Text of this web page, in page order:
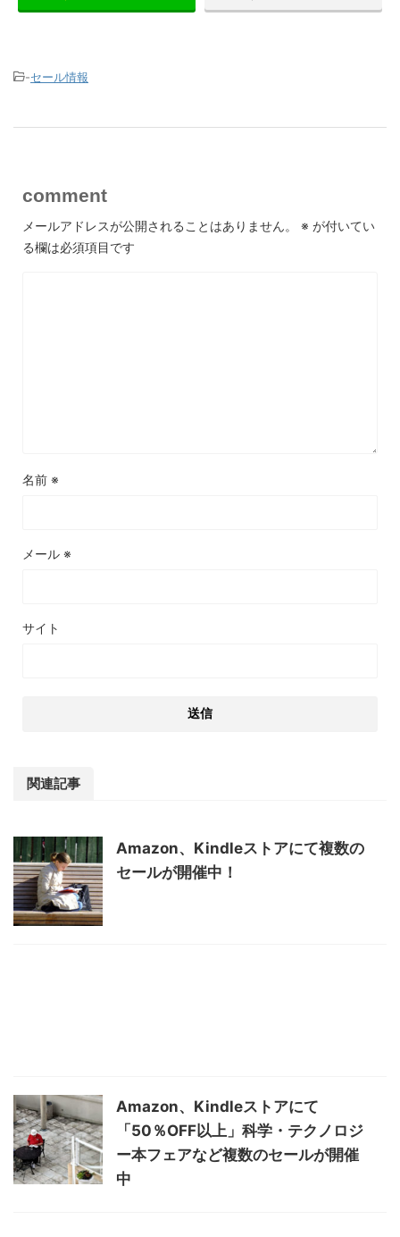
-セール情報
comment
メールアドレスが公開されることはありません。 ※ が付いてい
る欄は必須項目です
名前 ※
メール ※
サイト
関連記事
Amazon、Kindleストアにて複数の
セールが開催中！
Amazon、Kindleストアにて
「50％OFF以上」科学・テクノロジ
ー本フェアなど複数のセールが開催
中